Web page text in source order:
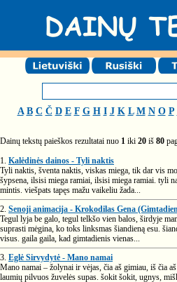
A B C Č D E F G H I J K L M N O P
Dainų tekstų paieškos rezultatai nuo 1 iki 20 iš 80
1. Kalėdinės dainos - Tyli naktis
Tyli naktis, šventa naktis, viskas miega, tik dar vis
šypsena, ilsisi miega ramiai, ilsisi miega ramiai. tyli
mintis. viešpats tapęs mažu vaikeliu žada...
2. Senoji animacija - Krokodilas Gena
Tegul lyja be galo, tegul telkšo vien balos, širdyje
suprasti mėgina, ko toks linksmas šiandieną esu.
visus. gaila gaila, kad gimtadienis vienas...
3. Eglė Sirvydytė - Mano namai
Mano namai – žolynai ir vėjas, čia aš gimiau, iš čia
laumių pilvuos žuvelės supas. šokit šokit, ugnys,